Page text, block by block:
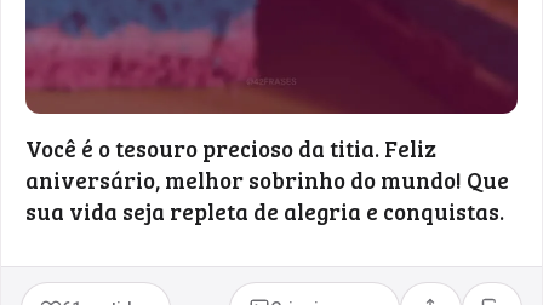
Você é o tesouro precioso da titia. Feliz
aniversário, melhor sobrinho do mundo! Que
sua vida seja repleta de alegria e conquistas.